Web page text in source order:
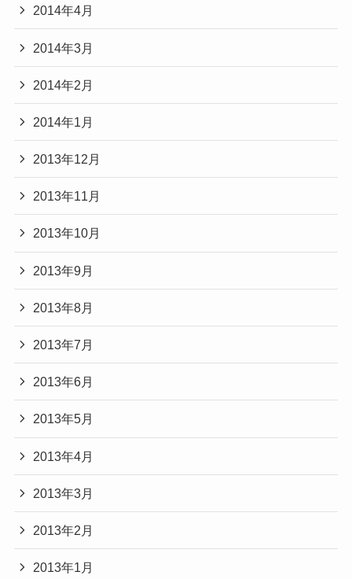
2014年4月
2014年3月
2014年2月
2014年1月
2013年12月
2013年11月
2013年10月
2013年9月
2013年8月
2013年7月
2013年6月
2013年5月
2013年4月
2013年3月
2013年2月
2013年1月